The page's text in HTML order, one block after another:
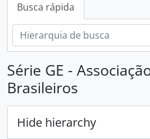
Busca rápida
Série GE -
Brasileiros
Hide hierarchy